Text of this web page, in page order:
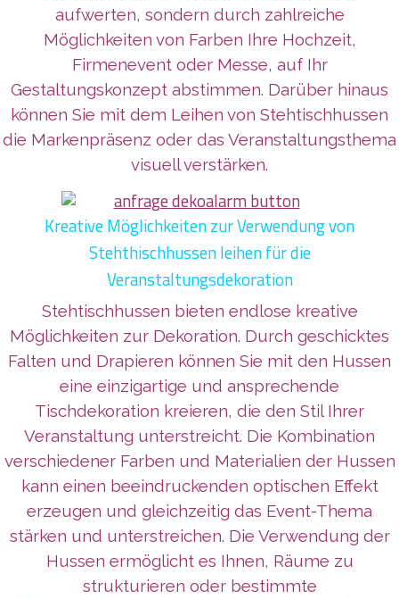
aufwerten, sondern durch zahlreiche
Möglichkeiten von Farben Ihre Hochzeit,
Firmenevent oder Messe, auf Ihr
Gestaltungskonzept abstimmen. Darüber hinaus
können Sie mit dem Leihen von Stehtischhussen
die Markenpräsenz oder das Veranstaltungsthema
visuell verstärken.
Kreative Möglichkeiten zur Verwendung von
Stehthischhussen leihen für die
Veranstaltungsdekoration
Stehtischhussen bieten endlose kreative
Möglichkeiten zur Dekoration. Durch geschicktes
Falten und Drapieren können Sie mit den Hussen
eine einzigartige und ansprechende
Tischdekoration kreieren, die den Stil Ihrer
Veranstaltung unterstreicht. Die Kombination
verschiedener Farben und Materialien der Hussen
kann einen beeindruckenden optischen Effekt
erzeugen und gleichzeitig das Event-Thema
stärken und unterstreichen. Die Verwendung der
Hussen ermöglicht es Ihnen, Räume zu
strukturieren oder bestimmte